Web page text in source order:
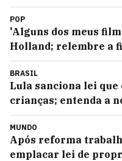
POP
'Alguns dos meus
Holland; relembre a
BRASIL
Lula sanciona lei
crianças; entenda a
MUNDO
Após reforma
emplacar lei de